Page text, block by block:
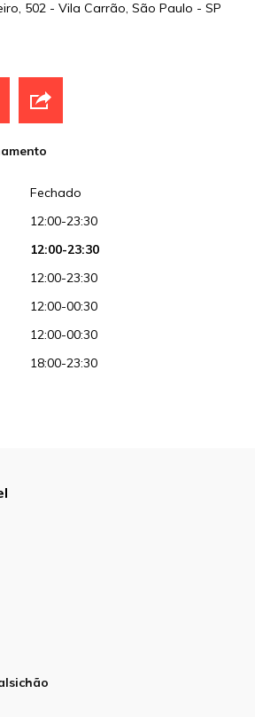
502 - Vila Carrão, São Paulo - SP
Fechado
12:00-23:30
12:00-23:30
12:00-23:30
12:00-00:30
12:00-00:30
18:00-23:30